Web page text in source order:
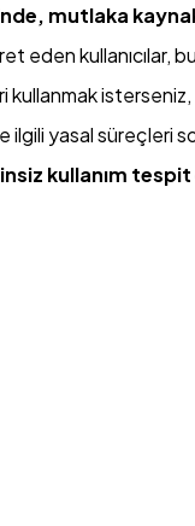
mutlaka
eden kullanıcılar, bu
kullanmak isterseniz,
ilgili yasal
kullanım